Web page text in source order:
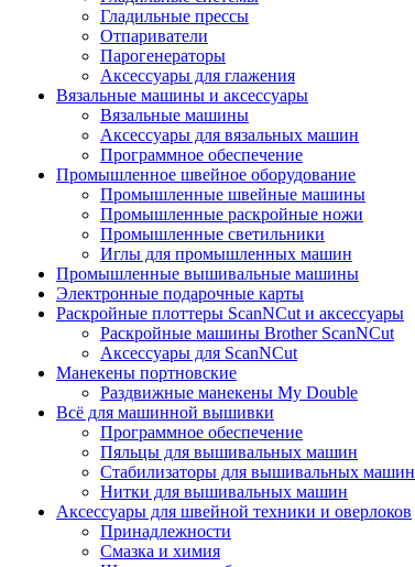
Гладильные прессы
Отпариватели
Парогенераторы
Аксессуары для глажения
Вязальные машины и аксессуары
Вязальные машины
Аксессуары для вязальных машин
Программное обеспечение
Промышленное швейное оборудование
Промышленные швейные машины
Промышленные раскройные ножи
Промышленные светильники
Иглы для промышленных машин
Промышленные вышивальные машины
Электронные подарочные карты
Раскройные плоттеры ScanNCut и аксессуары
Раскройные машины Brother ScanNCut
Аксессуары для ScanNCut
Манекены портновские
Раздвижные манекены My Double
Всё для машинной вышивки
Программное обеспечение
Пяльцы для вышивальных машин
Стабилизаторы для вышивальных машин
Нитки для вышивальных машин
Аксессуары для швейной техники и оверлоков
Принадлежности
Смазка и химия